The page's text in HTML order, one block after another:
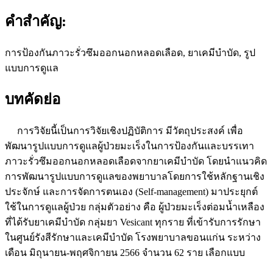
คำสำคัญ:
การป้องกันภาวะรั่วซึมออกนอกหลอดเลือด, ยาเคมีบำบัด, รูป
แบบการดูแล
บทคัดย่อ
การวิจัยนี้เป็นการวิจัยเชิงปฏิบัติการ มีวัตถุประสงค์ เพื่อ
พัฒนารูปแบบการดูแลผู้ป่วยมะเร็งในการป้องกันและบรรเทา
ภาวะรั่วซึมออกนอกหลอดเลือดจากยาเคมีบำบัด โดยนำแนวคิด
การพัฒนารูปแบบการดูแลของพยาบาลโดยการใช้หลักฐานเชิง
ประจักษ์ และการจัดการตนเอง (Self-management) มาประยุกต์
ใช้ในการดูแลผู้ป่วย กลุ่มตัวอย่าง คือ ผู้ป่วยมะเร็งต่อมน้ำเหลือง
ที่ได้รับยาเคมีบำบัด กลุ่มยา Vesicant ทุกราย ที่เข้ารับการรักษา
ในศูนย์รังสีรักษาและเคมีบำบัด โรงพยาบาลขอนแก่น ระหว่าง
เดือน มิถุนายน-พฤศจิกายน 2566 จำนวน 62 ราย เลือกแบบ